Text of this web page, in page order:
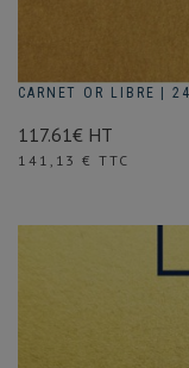
CARNET OR LIBRE |
117.61€ HT
Prix
141,13 € TTC